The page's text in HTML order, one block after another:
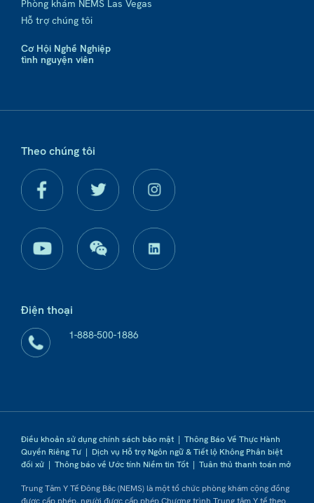
Phòng khám NEMS Las Vegas
Hỗ trợ chúng tôi
Cơ Hội Nghề Nghiệp
tình nguyện viên
Theo chúng tôi
Điện thoại
1-888-500-1886
Điều khoản sử dụng chính sách bảo mật | Thông Báo Về Thực Hành
Quyền Riêng Tư | Dịch vụ Hỗ trợ Ngôn ngữ & Tiết lộ Không Phân biệt
đối xử | Thông báo về Ước tính Niềm tin Tốt | Tuân thủ thanh toán mở
Trung Tâm Y Tế Đông Bắc (NEMS) là một tổ chức phòng khám cộng đồng